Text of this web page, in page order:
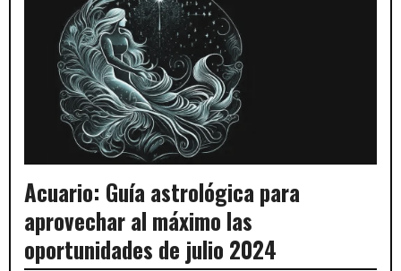
Acuario: Guía astrológica para
aprovechar al máximo las
oportunidades de julio 2024